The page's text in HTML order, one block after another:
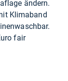
ändern.
Klimaband
fair